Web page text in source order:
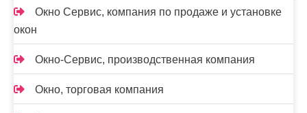
Окно Сервис, компания по продаже и установке
окон
Окно-Сервис, производственная компания
Окно, торговая компания